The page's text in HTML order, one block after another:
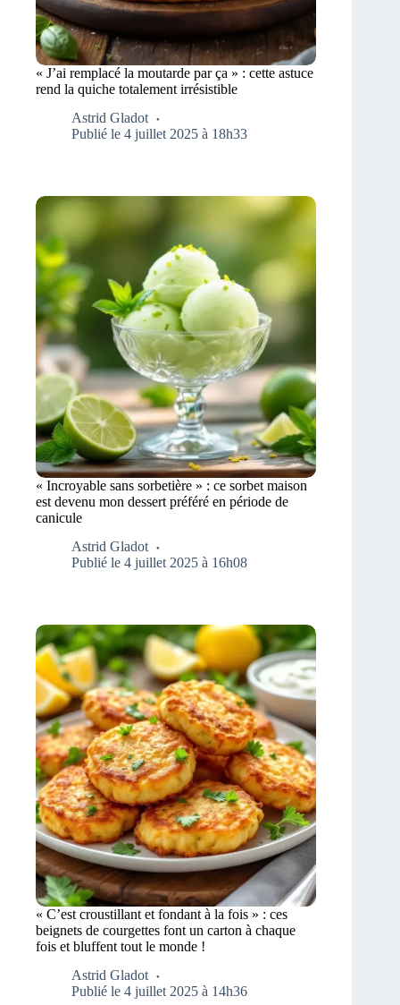
« J’ai remplacé la moutarde par ça » : cette astuce
rend la quiche totalement irrésistible
Astrid Gladot
Publié le 4 juillet 2025 à 18h33
« Incroyable sans sorbetière » : ce sorbet maison
est devenu mon dessert préféré en période de
canicule
Astrid Gladot
Publié le 4 juillet 2025 à 16h08
« C’est croustillant et fondant à la fois » : ces
beignets de courgettes font un carton à chaque
fois et bluffent tout le monde !
Astrid Gladot
Publié le 4 juillet 2025 à 14h36